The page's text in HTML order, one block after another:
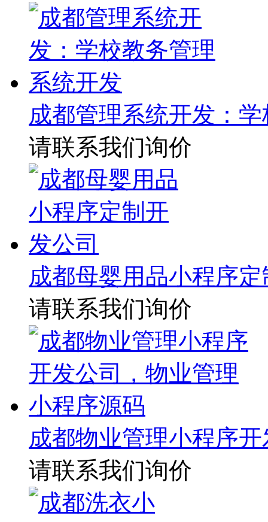
成都管理系统开发：
请联系我们询价
成都母婴用品小程序
请联系我们询价
成都物业管理小程序
请联系我们询价